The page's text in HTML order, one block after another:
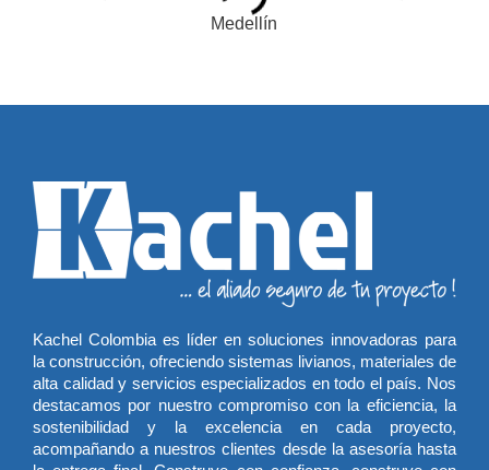
Kachel Colombia es líder en soluciones innovadoras para
la construcción, ofreciendo sistemas livianos, materiales de
alta calidad y servicios especializados en todo el país. Nos
destacamos por nuestro compromiso con la eficiencia, la
sostenibilidad y la excelencia en cada proyecto,
acompañando a nuestros clientes desde la asesoría hasta